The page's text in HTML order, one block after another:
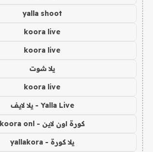
yalla shoot
koora live
koora live
يلا شوت
koora live
Yalla Live - يلا لايف
كورة اون لاين - koora onl
يلا كورة - yallakora